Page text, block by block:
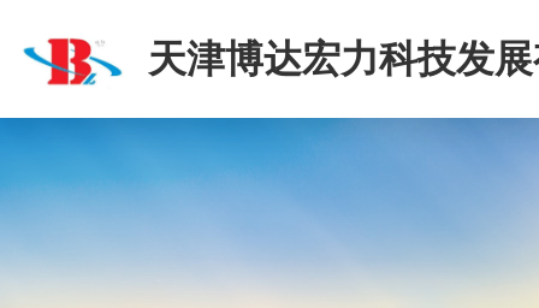
天津博达宏力科技发
司